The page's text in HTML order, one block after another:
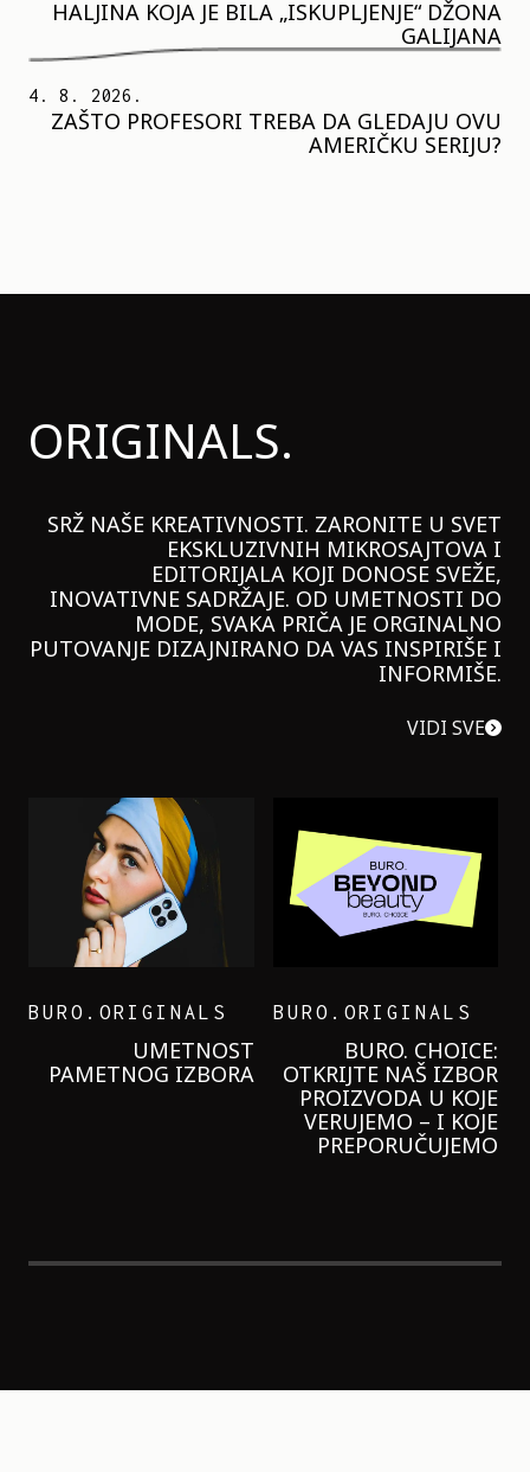
HALJINA KOJA JE BILA „ISKUPLJENJE“ DŽONA
GALIJANA
4. 8. 2026.
ZAŠTO PROFESORI TREBA DA GLEDAJU OVU
AMERIČKU SERIJU?
ORIGINALS.
SRŽ NAŠE KREATIVNOSTI. ZARONITE U SVET
EKSKLUZIVNIH MIKROSAJTOVA I
EDITORIJALA KOJI DONOSE SVEŽE,
INOVATIVNE SADRŽAJE. OD UMETNOSTI DO
MODE, SVAKA PRIČA JE ORGINALNO
PUTOVANJE DIZAJNIRANO DA VAS INSPIRIŠE I
INFORMIŠE.
VIDI SVE
GARNIER KREMU I
NIKADA NIŠTA
LAGANIJE NISAM
KORISTILA